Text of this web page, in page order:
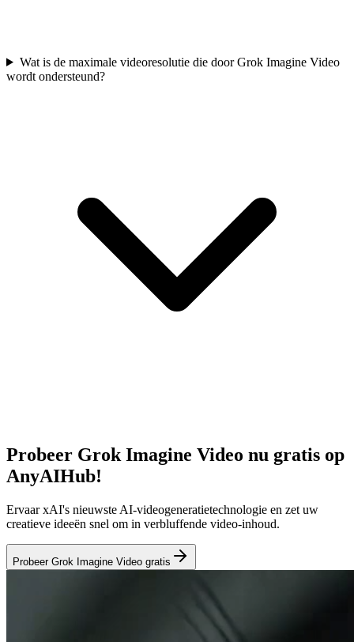
Wat is de maximale videoresolutie die door Grok Imagine Video
wordt ondersteund?
Probeer Grok Imagine Video nu gratis op
AnyAIHub!
Ervaar xAI's nieuwste AI-videogeneratietechnologie en zet uw
creatieve ideeën snel om in verbluffende video-inhoud.
Probeer Grok Imagine Video gratis